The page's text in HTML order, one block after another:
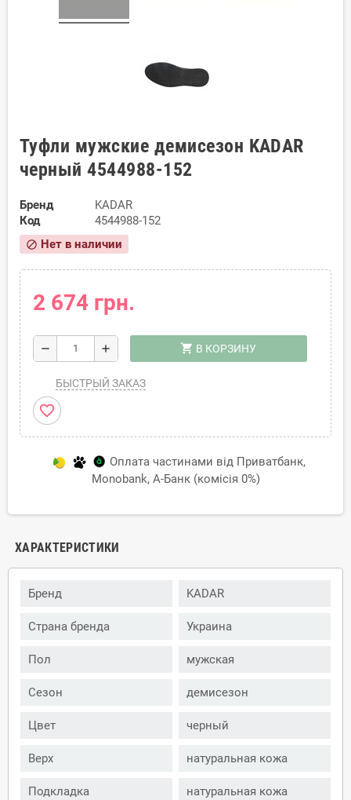
Туфли мужские демисезон KADAR
черный 4544988-152
Бренд
KADAR
Код
4544988-152
block Нет в наличии
2 674 грн.
remove add shopping_cart В КОРЗИНУ
БЫСТРЫЙ ЗАКАЗ
favorite_border
Оплата частинами від Приватбанк,
Monobank, А-Банк (комісія 0%)
ХАРАКТЕРИСТИКИ
Бренд KADAR
Страна бренда Украина
Пол мужская
Сезон демисезон
Цвет черный
Верх натуральная кожа
Подкладка натуральная кожа